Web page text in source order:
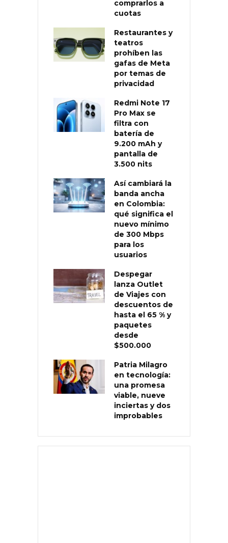
comprarlos a
cuotas
Restaurantes y
teatros
prohíben las
gafas de Meta
por temas de
privacidad
Redmi Note 17
Pro Max se
filtra con
batería de
9.200 mAh y
pantalla de
3.500 nits
Así cambiará la
banda ancha
en Colombia:
qué significa el
nuevo mínimo
de 300 Mbps
para los
usuarios
Despegar
lanza Outlet
de Viajes con
descuentos de
hasta el 65 % y
paquetes
desde
$500.000
Patria Milagro
en tecnología:
una promesa
viable, nueve
inciertas y dos
improbables